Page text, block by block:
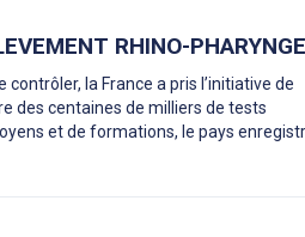
RHINO-PHARYNGE
la France a pris l’initiative de
des centaines de milliers de tests
et de formations, le pays